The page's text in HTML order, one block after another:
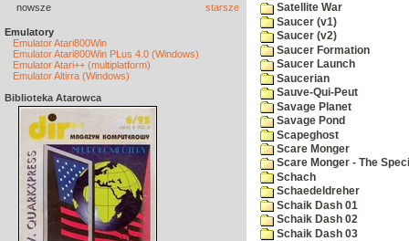
nowsze starsze
Emulatory
Emulator Atari800Win
Emulator Atari800Win PLus 4.0 (Windows)
Emulator Atari++ (multiplatform)
Emulator Altirra (Windows)
Biblioteka Atarowca
Satellite War
Saucer (v1)
Saucer (v2)
Saucer Formation
Saucer Launch
Saucerian
Sauve-Qui-Peut
Savage Planet
Savage Pond
Scapeghost
Scare Monger
Scare Monger - The
Schach
Schaedeldreher
Schaik Dash 01
Schaik Dash 02
Schaik Dash 03